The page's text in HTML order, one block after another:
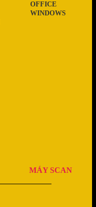
WINDOWS
OFFICE
MÁY SCAN